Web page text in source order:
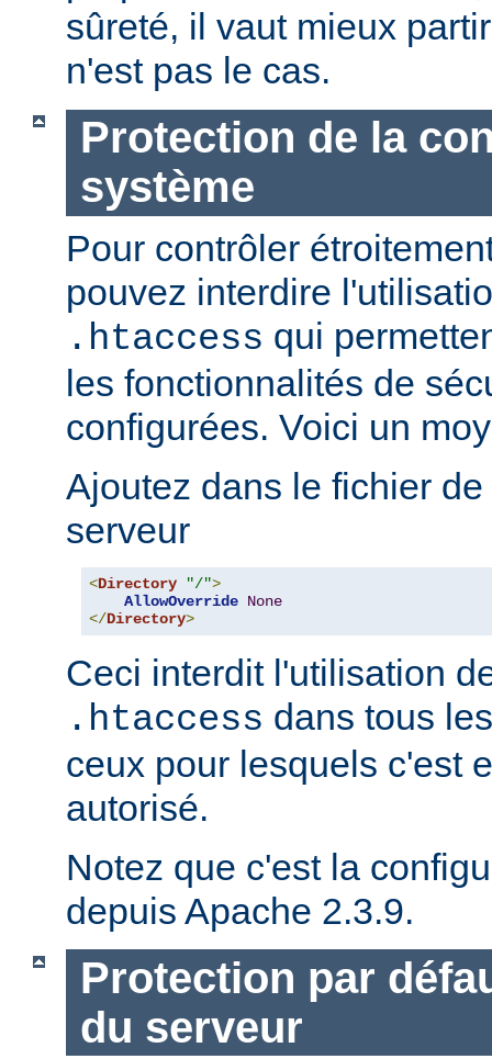
sûreté, il vaut mieux
n'est pas le cas.
Protection de la
système
Pour contrôler
pouvez interdire
.htaccess qui
les fonctionnalités de
configurées. Voici un
Ajoutez dans le fichier
serveur
<Directory "/">
AllowOverride None
</Directory>
Ceci interdit l'utilisation
.htaccess dans tous
ceux pour lesquels c'est
autorisé.
Notez que c'est la
depuis Apache 2.3.9.
Protection par
du serveur